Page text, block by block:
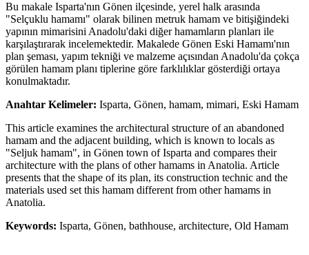
Bu makale Isparta'nın Gönen ilçesinde, yerel halk arasında
"Selçuklu hamamı" olarak bilinen metruk hamam ve bitişiğindeki
yapının mimarisini Anadolu'daki diğer hamamların planları ile
karşılaştırarak incelemektedir. Makalede Gönen Eski Hamamı'nın
plan şeması, yapım tekniği ve malzeme açısından Anadolu'da çokça
görülen hamam planı tiplerine göre farklılıklar gösterdiği ortaya
konulmaktadır.
Anahtar Kelimeler: Isparta, Gönen, hamam, mimari, Eski Hamam
This article examines the architectural structure of an abandoned
hamam and the adjacent building, which is known to locals as
"Seljuk hamam", in Gönen town of Isparta and compares their
architecture with the plans of other hamams in Anatolia. Article
presents that the shape of its plan, its construction technic and the
materials used set this hamam different from other hamams in
Anatolia.
Keywords: Isparta, Gönen, bathhouse, architecture, Old Hamam